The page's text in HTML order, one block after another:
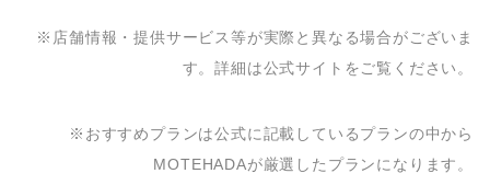
0986-24-7126
※店舗情報・提供サービス等が実際と異なる場合がございま
す。詳細は公式サイトをご覧ください。
※おすすめプランは公式に記載しているプランの中から
MOTEHADAが厳選したプランになります。